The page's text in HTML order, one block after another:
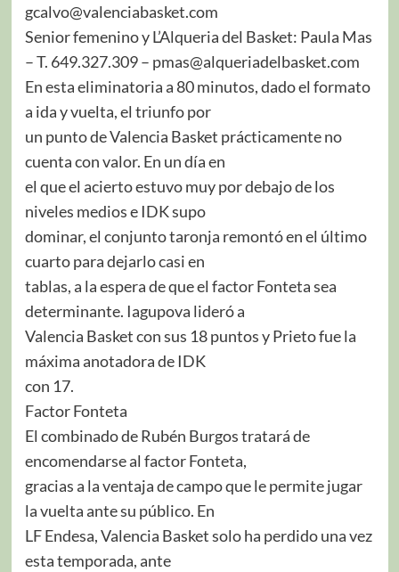
gcalvo@valenciabasket.com
Senior femenino y L’Alqueria del Basket: Paula Mas
– T. 649.327.309 – pmas@alqueriadelbasket.com
En esta eliminatoria a 80 minutos, dado el formato
a ida y vuelta, el triunfo por
un punto de Valencia Basket prácticamente no
cuenta con valor. En un día en
el que el acierto estuvo muy por debajo de los
niveles medios e IDK supo
dominar, el conjunto taronja remontó en el último
cuarto para dejarlo casi en
tablas, a la espera de que el factor Fonteta sea
determinante. Iagupova lideró a
Valencia Basket con sus 18 puntos y Prieto fue la
máxima anotadora de IDK
con 17.
Factor Fonteta
El combinado de Rubén Burgos tratará de
encomendarse al factor Fonteta,
gracias a la ventaja de campo que le permite jugar
la vuelta ante su público. En
LF Endesa, Valencia Basket solo ha perdido una vez
esta temporada, ante